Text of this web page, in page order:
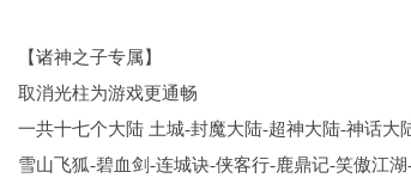
【诸神之子专属】
取消光柱为游戏更通畅
一共十七个大陆 土城-封魔大陆-超神大陆-神话大
雪山飞狐-碧血剑-连城诀-侠客行-鹿鼎记-笑傲江